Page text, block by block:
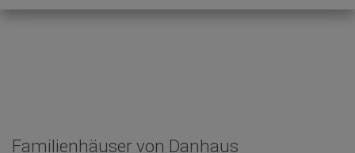
Familienhäuser von Danhaus